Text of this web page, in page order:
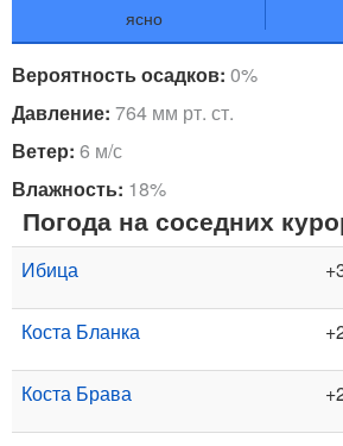
ясно
Вероятность осадков: 0%
Давление: 764 мм рт. ст.
Ветер: 6 м/с
Влажность: 18%
Погода на соседних
Ибица
Коста Бланка
Коста Брава